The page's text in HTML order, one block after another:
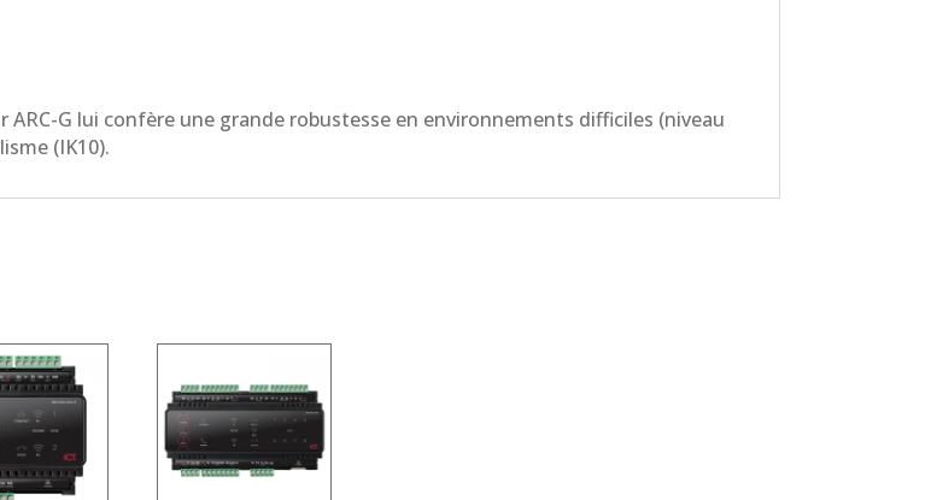
G lui confère une grande robustesse en environnements difficiles (niveau
(IK10).